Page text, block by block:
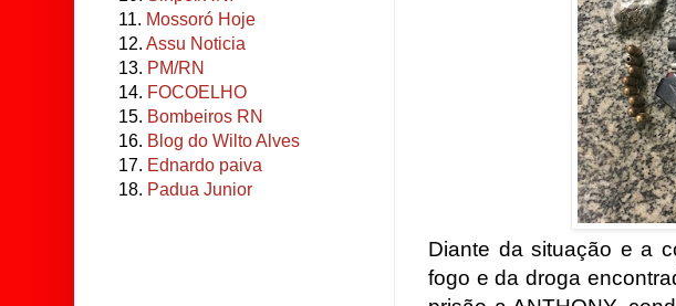
Diante da situação e a
fogo e da droga
11. Mossoró Hoje
12. Assu Noticia
13. PM/RN
14. FOCOELHO
15. Bombeiros RN
16. Blog do Wilto Alves
17. Ednardo paiva
18. Padua Junior